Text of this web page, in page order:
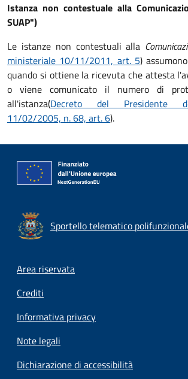
Istanza non contestuale alla
SUAP")
Le istanze non contestuali alla
ministeriale 10/11/2011, art. 5)
quando si ottiene la ricevuta che attesta
o viene comunicato il numero di
all'istanza(Decreto del Presidente
11/02/2005, n. 68, art. 6).
Sportello telematico
Footer menu
Area riservata
Crediti
Informativa privacy
Note legali
Dichiarazione di accessibilità